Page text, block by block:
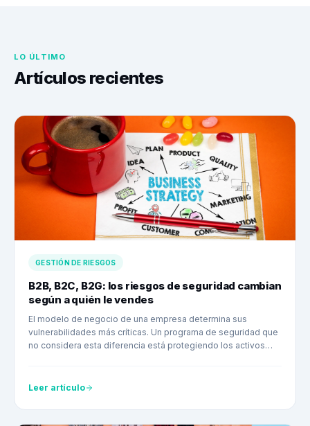
LO ÚLTIMO
Artículos recientes
GESTIÓN DE RIESGOS
B2B, B2C, B2G: los riesgos de seguridad cambian
según a quién le vendes
El modelo de negocio de una empresa determina sus
vulnerabilidades más críticas. Un programa de seguridad que
no considera esta diferencia está protegiendo los activos
Leer artículo